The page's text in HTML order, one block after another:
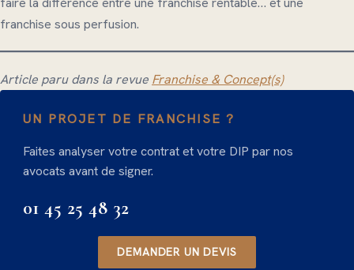
franchise sous perfusion.
Article paru dans la revue Franchise & Concept(s)
UN PROJET DE FRANCHISE ?
Faites analyser votre contrat et votre DIP par nos
avocats avant de signer.
01 45 25 48 32
DEMANDER UN DEVIS